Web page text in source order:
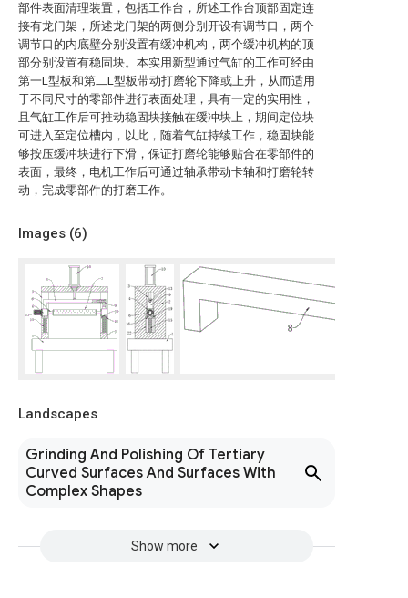
部件表面清理装置，包括工作台，所述工作台顶部固定连
接有龙门架，所述龙门架的两侧分别开设有调节口，两个
调节口的内底壁分别设置有缓冲机构，两个缓冲机构的顶
部分别设置有稳固块。本实用新型通过气缸的工作可经由
第一L型板和第二L型板带动打磨轮下降或上升，从而适用
于不同尺寸的零部件进行表面处理，具有一定的实用性，
且气缸工作后可推动稳固块接触在缓冲块上，期间定位块
可进入至定位槽内，以此，随着气缸持续工作，稳固块能
够按压缓冲块进行下滑，保证打磨轮能够贴合在零部件的
表面，最终，电机工作后可通过轴承带动卡轴和打磨轮转
动，完成零部件的打磨工作。
Images (6)
Landscapes
Grinding And Polishing Of Tertiary
Curved Surfaces And Surfaces With
Complex Shapes
Show more